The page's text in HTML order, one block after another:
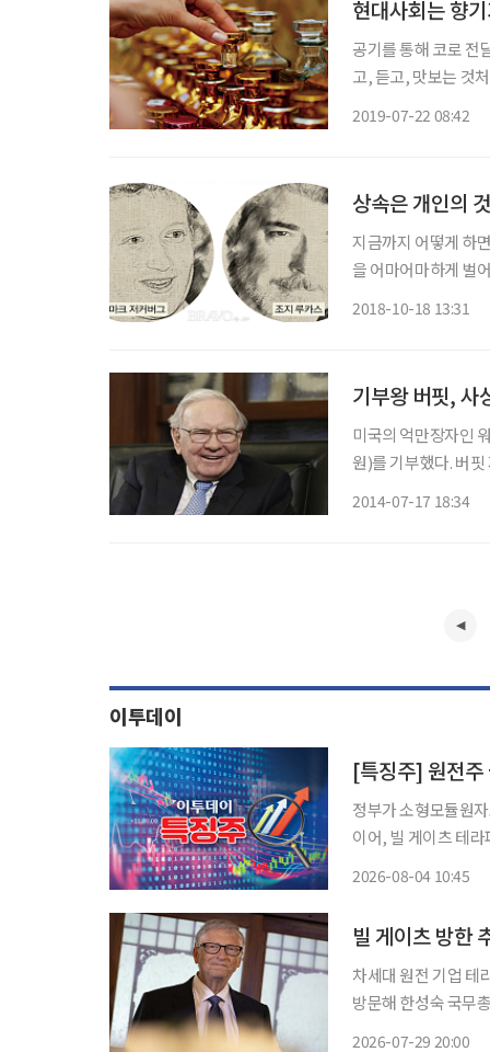
현대사회는 향
공기를 통해 코로 전
고, 듣고, 맛보는 것
2019-07-22 08:42
상속은 개인의
지금까지 어떻게 하
을 어마어마하게 벌
2018-10-18 13:31
기부왕 버핏, 사
미국의 억만장자인 워런 버핏이 본인의 기록 중 역대 최고 금액인 28억 달러( 약 2조8700억
원)를 기부했다. 버핏 지난 14일(현지시간) 자신이 회장으로 있는 버크셔 헤서웨이의 B등급
2014-07-17 18:34
이투데이
[특징주] 원전주
정부가 소형모듈원
이어, 빌 게이츠 테
2026-08-04 10:45
빌 게이츠 방한
차세대 원전 기업 테
방문해 한성숙 국무총리
2026-07-29 20:00